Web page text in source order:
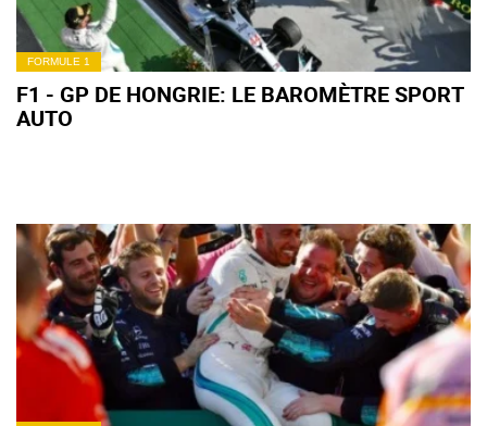
FORMULE 1
F1 - GP DE HONGRIE: LE BAROMÈTRE SPORT
AUTO